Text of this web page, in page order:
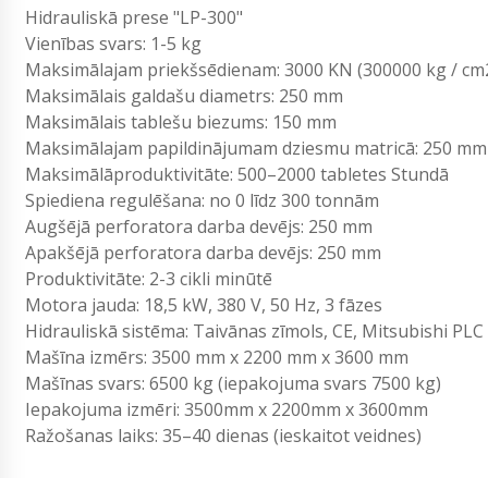
Hidrauliskā prese "LP-300"
Vienības svars: 1-5 kg
Maksimālajam priekšsēdienam: 3000 KN (300000 kg /
Maksimālais galdašu diametrs: 250 mm
Maksimālais tablešu biezums: 150 mm
Maksimālajam papildinājumam dziesmu matricā: 250 mm
Maksimālāproduktivitāte: 500–2000 tabletes Stundā
Spiediena regulēšana: no 0 līdz 300 tonnām
Augšējā perforatora darba devējs: 250 mm
Apakšējā perforatora darba devējs: 250 mm
Produktivitāte: 2-3 cikli minūtē
Motora jauda: 18,5 kW, 380 V, 50 Hz, 3 fāzes
Hidrauliskā sistēma: Taivānas zīmols, CE, Mitsubishi PLC
Mašīna izmērs: 3500 mm x 2200 mm x 3600 mm
Mašīnas svars: 6500 kg (iepakojuma svars 7500 kg)
Iepakojuma izmēri: 3500mm x 2200mm x 3600mm
Ražošanas laiks: 35–40 dienas (ieskaitot veidnes)